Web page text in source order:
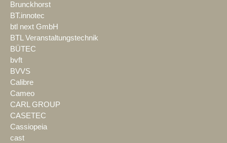
Brunckhorst
BT.innotec
btl next GmbH
BTL Veranstaltungstechnik
BÜTEC
bvft
BVVS
Calibre
Cameo
CARL GROUP
CASETEC
Cassiopeia
cast